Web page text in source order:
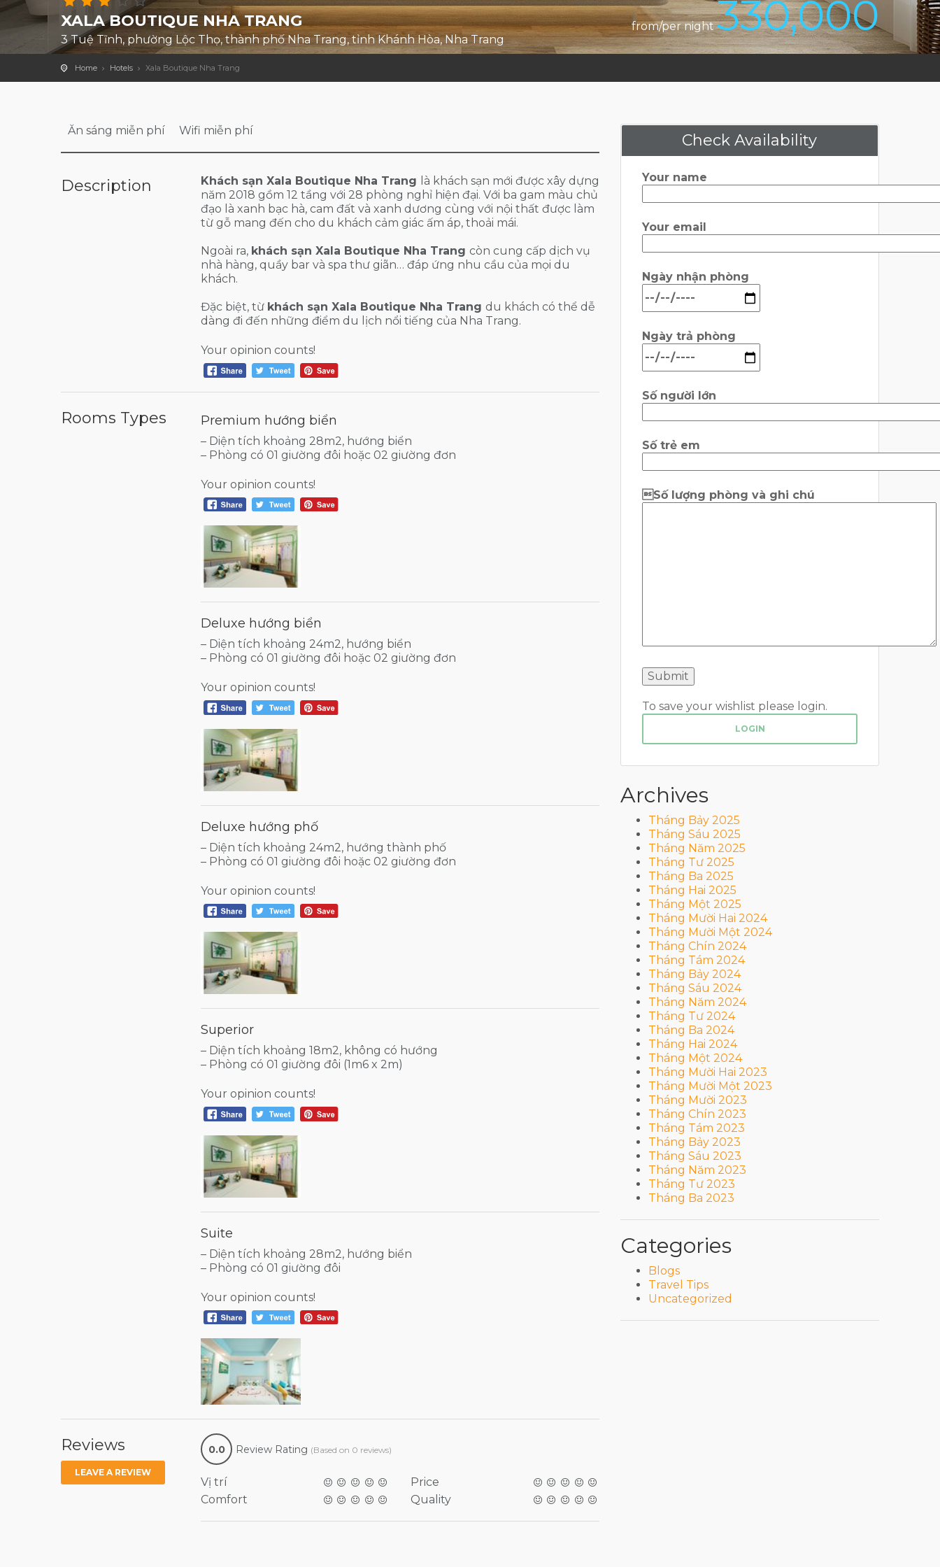
XALA BOUTIQUE NHA TRANG
3 Tuệ Tĩnh, phường Lộc Thọ, thành phố Nha Trang, tỉnh Khánh Hòa, Nha Trang
from/per night330,000
Home Hotels Xala Boutique Nha Trang
Ăn sáng miễn phí Wifi miễn phí
Description Khách sạn Xala Boutique Nha Trang là khách sạn mới được xây dựng
năm 2018 gồm 12 tầng với 28 phòng nghỉ hiện đại. Với ba gam màu chủ
đạo là xanh bạc hà, cam đất và xanh dương cùng với nội thất được làm
từ gỗ mang đến cho du khách cảm giác ấm áp, thoải mái.
Ngoài ra, khách sạn Xala Boutique Nha Trang còn cung cấp dịch vụ
nhà hàng, quầy bar và spa thư giãn… đáp ứng nhu cầu của mọi du
khách.
Đặc biệt, từ khách sạn Xala Boutique Nha Trang du khách có thể dễ
dàng đi đến những điểm du lịch nổi tiếng của Nha Trang.
Your opinion counts!
Rooms Types Premium hướng biển
– Diện tích khoảng 28m2, hướng biển
– Phòng có 01 giường đôi hoặc 02 giường đơn
Your opinion counts!
Deluxe hướng biển
– Diện tích khoảng 24m2, hướng biển
– Phòng có 01 giường đôi hoặc 02 giường đơn
Your opinion counts!
Deluxe hướng phố
– Diện tích khoảng 24m2, hướng thành phố
– Phòng có 01 giường đôi hoặc 02 giường đơn
Your opinion counts!
Superior
– Diện tích khoảng 18m2, không có hướng
– Phòng có 01 giường đôi (1m6 x 2m)
Your opinion counts!
Suite
– Diện tích khoảng 28m2, hướng biển
– Phòng có 01 giường đôi
Your opinion counts!
Reviews
LEAVE A REVIEW
0.0 Review Rating (Based on 0 reviews)
Vị trí
Comfort
Price
Quality
Check Availability
Your name
Your email
Ngày nhận phòng
Ngày trả phòng
Số người lớn
Số trẻ em
Số lượng phòng và ghi chú
To save your wishlist please login.
LOGIN
Archives
Tháng Bảy 2025
Tháng Sáu 2025
Tháng Năm 2025
Tháng Tư 2025
Tháng Ba 2025
Tháng Hai 2025
Tháng Một 2025
Tháng Mười Hai 2024
Tháng Mười Một 2024
Tháng Chín 2024
Tháng Tám 2024
Tháng Bảy 2024
Tháng Sáu 2024
Tháng Năm 2024
Tháng Tư 2024
Tháng Ba 2024
Tháng Hai 2024
Tháng Một 2024
Tháng Mười Hai 2023
Tháng Mười Một 2023
Tháng Mười 2023
Tháng Chín 2023
Tháng Tám 2023
Tháng Bảy 2023
Tháng Sáu 2023
Tháng Năm 2023
Tháng Tư 2023
Tháng Ba 2023
Categories
Blogs
Travel Tips
Uncategorized